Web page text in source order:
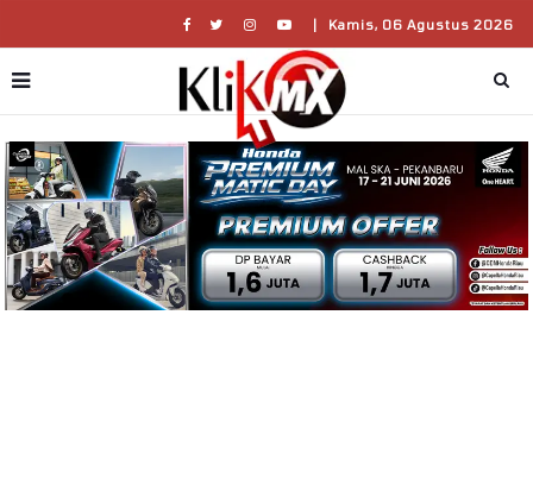
| Kamis, 06 Agustus 2026